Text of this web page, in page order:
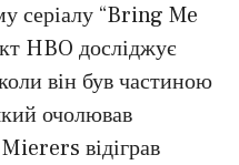
серіалу “Bring Me
HBO досліджує
він був частиною
очолював
відіграв